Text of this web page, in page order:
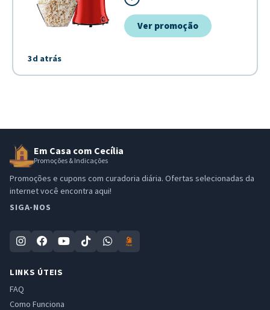
3d atrás
milho, dispensando o uso de óleo
Ver promoção
Em Casa com Cecília
Promoções & Indicações
Promoções e cupons com curadoria diária. Ofertas selecionadas da
internet você encontra aqui!
SIGA-NOS
LINKS ÚTEIS
FAQ
Como Funciona